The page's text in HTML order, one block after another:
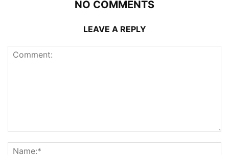
NO COMMENTS
LEAVE A REPLY